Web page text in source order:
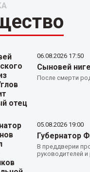
06.08.2026 17:50
Сыновей
После смерти
05.08.2026 19:00
Губернатор
В преддверии
руководителей